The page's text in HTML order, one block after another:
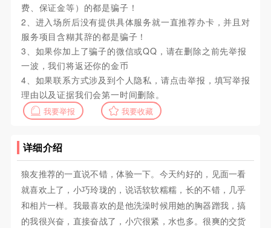
费、保证金等）的都是骗子！
2、进入场所后没有提供具体服务就一直推荐办卡，并且对
服务项目含糊其辞的都是骗子！
3、如果你加上了骗子的微信或QQ，请在删除之前先举报
一波，我们将返还你的金币
4、如果联系方式涉及到个人隐私，请点击举报，填写举报
理由以及证据我们会第一时间删除。
我要举报 我要收藏
详细介绍
狼友推荐的一直说不错，体验一下。今天约好的，见面一看
就喜欢上了，小巧玲珑的，说话软软糯糯，长的不错，几乎
和相片一样。我最喜欢的是他洗澡时候用她的胸器蹭我，搞
的我很兴奋，直接奋战了，小穴很紧，水也多。很爽的交货